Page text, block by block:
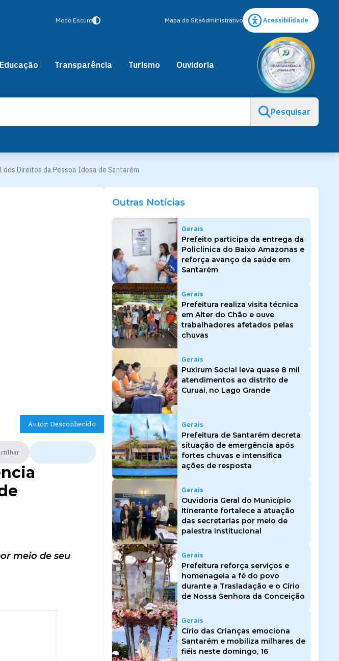
Modo Escuro Mapa do SiteAdministrativo Acessibilidade
Educação Transparência Turismo Ouvidoria
Pesquisar
dos Direitos da Pessoa Idosa de Santarém
Autor: Desconhecido
meio de seu
Outras Notícias
Gerais
Prefeito participa da entrega da
Policlínica do Baixo Amazonas e
reforça avanço da saúde em
Santarém
Gerais
Prefeitura realiza visita técnica
em Alter do Chão e ouve
trabalhadores afetados pelas
chuvas
Gerais
Puxirum Social leva quase 8 mil
atendimentos ao distrito de
Curuai, no Lago Grande
Gerais
Prefeitura de Santarém decreta
situação de emergência após
fortes chuvas e intensifica
ações de resposta
Gerais
Ouvidoria Geral do Município
Itinerante fortalece a atuação
das secretarias por meio de
palestra institucional
Gerais
Prefeitura reforça serviços e
homenageia a fé do povo
durante a Trasladação e o Círio
de Nossa Senhora da Conceição
Gerais
Círio das Crianças emociona
Santarém e mobiliza milhares de
fiéis neste domingo, 16